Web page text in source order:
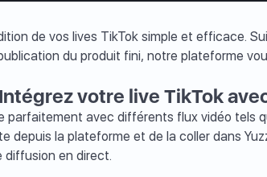
de vos lives TikTok simple et efficace.
du produit fini, notre plateforme
votre live TikTok
parfaitement avec différents flux vidéo tels
depuis la plateforme et de la coller dans
diffusion en direct.